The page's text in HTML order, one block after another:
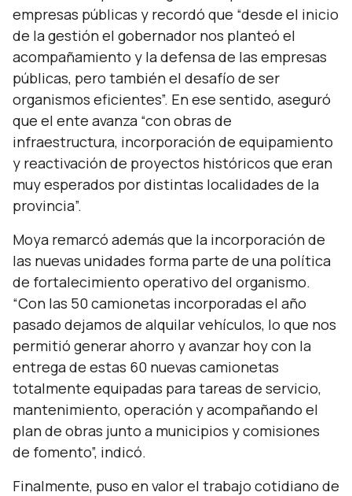
empresas públicas y recordó que “desde el inicio
de la gestión el gobernador nos planteó el
acompañamiento y la defensa de las empresas
públicas, pero también el desafío de ser
organismos eficientes”. En ese sentido, aseguró
que el ente avanza “con obras de
infraestructura, incorporación de equipamiento
y reactivación de proyectos históricos que eran
muy esperados por distintas localidades de la
provincia”.
Moya remarcó además que la incorporación de
las nuevas unidades forma parte de una política
de fortalecimiento operativo del organismo.
“Con las 50 camionetas incorporadas el año
pasado dejamos de alquilar vehículos, lo que nos
permitió generar ahorro y avanzar hoy con la
entrega de estas 60 nuevas camionetas
totalmente equipadas para tareas de servicio,
mantenimiento, operación y acompañando el
plan de obras junto a municipios y comisiones
de fomento”, indicó.
Finalmente, puso en valor el trabajo cotidiano de